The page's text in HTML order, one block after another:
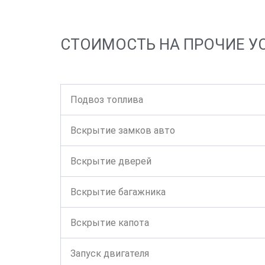
СТОИМОСТЬ НА ПРОЧИЕ
Подвоз топлива
Вскрытие замков авто
Вскрытие дверей
Вскрытие багажника
Вскрытие капота
Запуск двигателя